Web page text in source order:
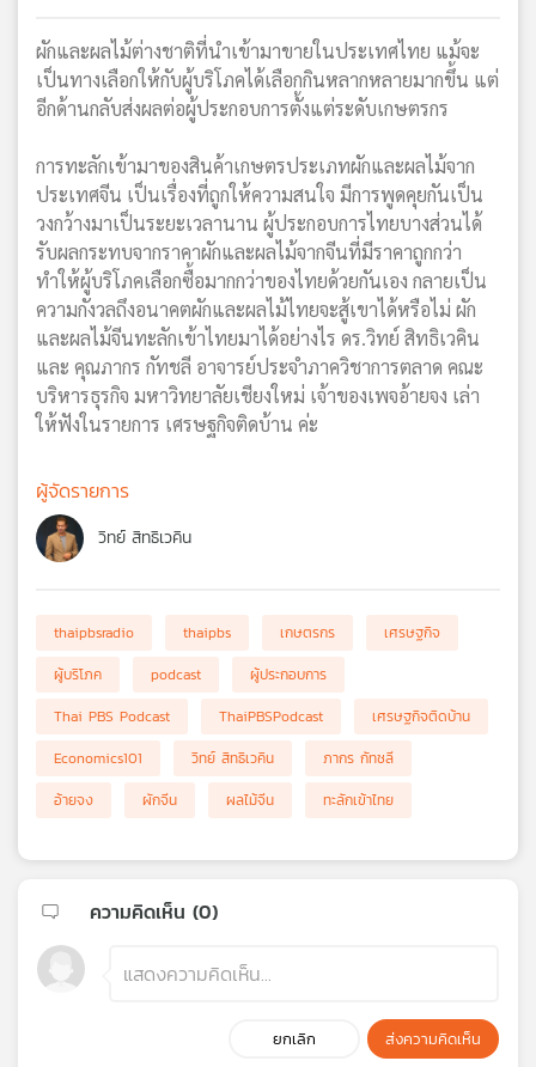
ผักและผลไม้ต่างชาติที่นำเข้ามาขายในประเทศไทย แม้จะ
เป็นทางเลือกให้กับผู้บริโภคได้เลือกกินหลากหลายมากขึ้น แต่
อีกด้านกลับส่งผลต่อผู้ประกอบการตั้งแต่ระดับเกษตรกร
การทะลักเข้ามาของสินค้าเกษตรประเภทผักและผลไม้จาก
ประเทศจีน เป็นเรื่องที่ถูกให้ความสนใจ มีการพูดคุยกันเป็น
วงกว้างมาเป็นระยะเวลานาน ผู้ประกอบการไทยบางส่วนได้
รับผลกระทบจากราคาผักและผลไม้จากจีนที่มีราคาถูกกว่า
ทำให้ผู้บริโภคเลือกซื้อมากกว่าของไทยด้วยกันเอง กลายเป็น
ความกังวลถึงอนาคตผักและผลไม้ไทยจะสู้เขาได้หรือไม่ ผัก
และผลไม้จีนทะลักเข้าไทยมาได้อย่างไร ดร.วิทย์ สิทธิเวคิน
และ คุณภากร กัทชลี อาจารย์ประจำภาควิชาการตลาด คณะ
บริหารธุรกิจ มหาวิทยาลัยเชียงใหม่ เจ้าของเพจอ้ายจง เล่า
ให้ฟังในรายการ เศรษฐกิจติดบ้าน ค่ะ
ผู้จัดรายการ
วิทย์ สิทธิเวคิน
thaipbsradio thaipbs เกษตรกร
เศรษฐกิจ
ผู้บริโภค
podcast
ผู้ประกอบการ
Thai PBS Podcast
ThaiPBSPodcast
เศรษฐกิจติดบ้าน
Economics101
วิทย์ สิทธิเวคิน
ภากร กัทชลี
อ้ายจง
ผักจีน ผลไม้จีน ทะลักเข้าไทย
ความคิดเห็น (0)
ยกเลิก ส่งความคิดเห็น